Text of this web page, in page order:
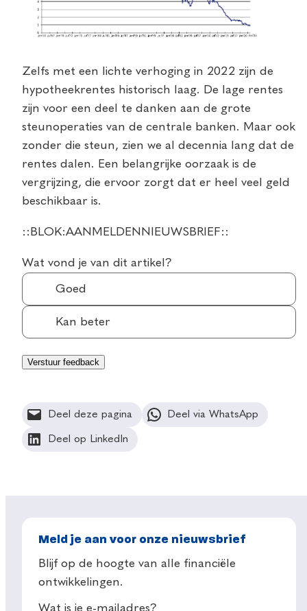
Zelfs met een lichte verhoging in 2022 zijn de
hypotheekrentes historisch laag. De lage rentes
zijn voor een deel te danken aan de grote
steunoperaties van de centrale banken. Maar ook
zonder die steun, zien we al decennia lang dat de
rentes dalen. Een belangrijke oorzaak is de
vergrijzing, die ervoor zorgt dat er heel veel geld
beschikbaar is.
::BLOK:AANMELDENNIEUWSBRIEF::
Wat vond je van dit artikel?
Goed
Kan beter
Deel deze pagina Deel via WhatsApp
Deel op LinkedIn
Meld je aan voor onze nieuwsbrief
Blijf op de hoogte van alle financiële
ontwikkelingen.
Wat is je e-mailadres?